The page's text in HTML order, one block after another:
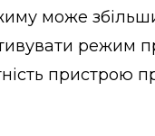
може
режим
пристрою